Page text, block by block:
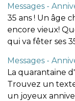
Messages -
35 ans ! Un âge
encore vieux!
qui va fêter ses
Messages -
La quarantaine
Trouvez un
un joyeux